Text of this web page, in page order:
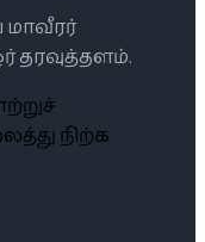
மாவீரர்
தரவுத்தளம்.
நிற்க